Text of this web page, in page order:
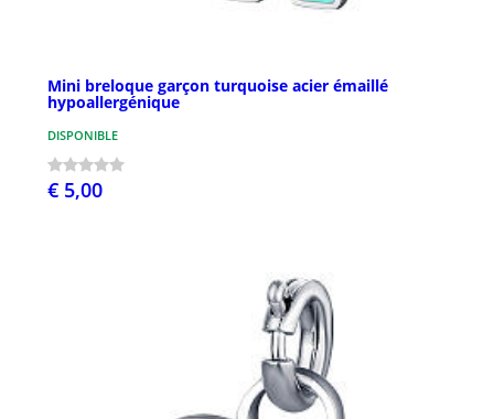
Mini breloque garçon turquoise acier émaillé
hypoallergénique
DISPONIBLE
€ 5,00